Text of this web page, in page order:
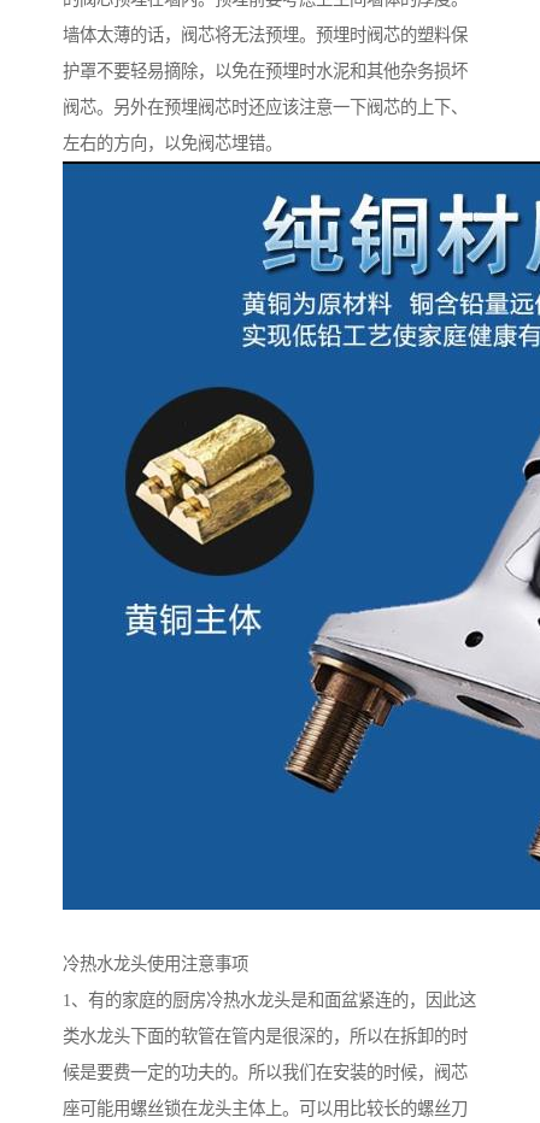
墙体太薄的话，阀芯将无法预埋。预埋时阀芯的塑料保
护罩不要轻易摘除，以免在预埋时水泥和其他杂务损坏
阀芯。另外在预埋阀芯时还应该注意一下阀芯的上下、
左右的方向，以免阀芯埋错。
冷热水龙头使用注意事项
1、有的家庭的厨房冷热水龙头是和面盆紧连的，因此这
类水龙头下面的软管在管内是很深的，所以在拆卸的时
候是要费一定的功夫的。所以我们在安装的时候，阀芯
座可能用螺丝锁在龙头主体上。可以用比较长的螺丝刀